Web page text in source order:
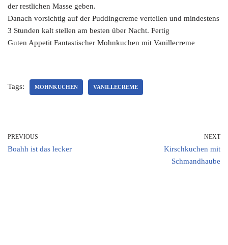
der restlichen Masse geben.
Danach vorsichtig auf der Puddingcreme verteilen und mindestens
3 Stunden kalt stellen am besten über Nacht. Fertig
Guten Appetit Fantastischer Mohnkuchen mit Vanillecreme
Tags: MOHNKUCHEN VANILLECREME
PREVIOUS
Boahh ist das lecker
NEXT
Kirschkuchen mit
Schmandhaube